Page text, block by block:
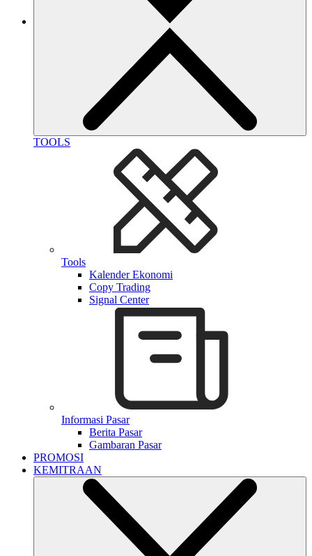
TOOLS
Tools
Kalender Ekonomi
Copy Trading
Signal Center
Informasi Pasar
Berita Pasar
Gambaran Pasar
PROMOSI
KEMITRAAN